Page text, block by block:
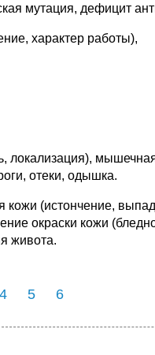
мутация, дефицит
характер работы),
локализация),
отеки, одышка.
(истончение,
окраски кожи
живота.
4 5 6